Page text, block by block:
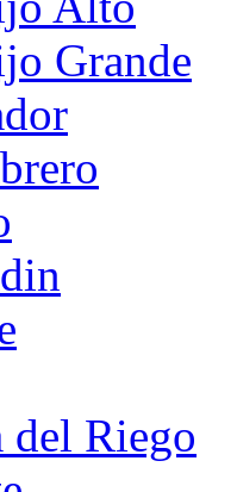
Grande
del Riego